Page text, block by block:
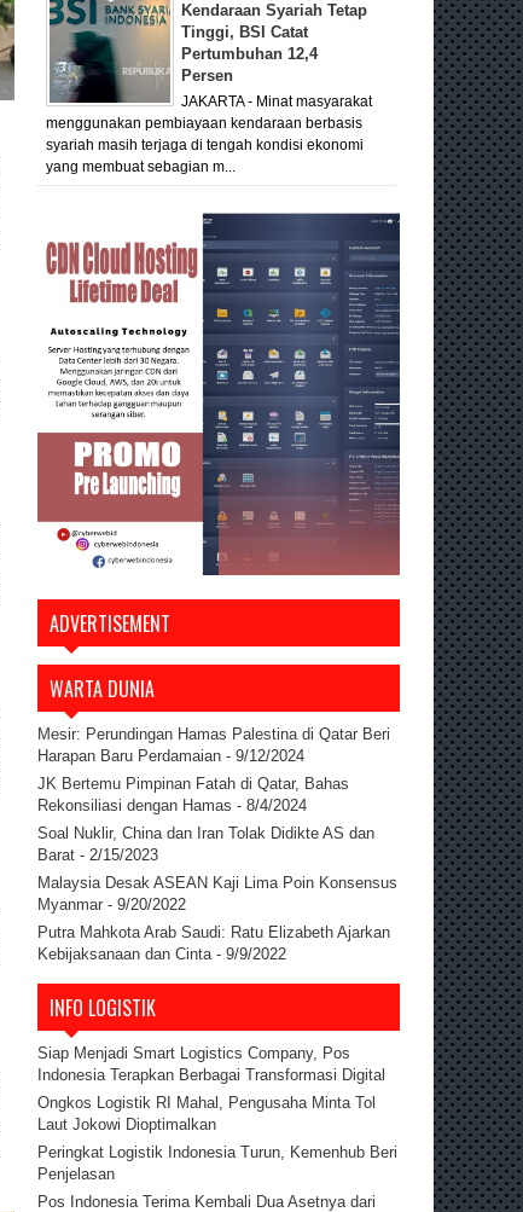
Kendaraan Syariah Tetap
Tinggi, BSI Catat
Pertumbuhan 12,4
Persen
JAKARTA - Minat masyarakat
menggunakan pembiayaan kendaraan berbasis
syariah masih terjaga di tengah kondisi ekonomi
yang membuat sebagian m...
ADVERTISEMENT
WARTA DUNIA
Mesir: Perundingan Hamas Palestina di Qatar Beri
Harapan Baru Perdamaian - 9/12/2024
JK Bertemu Pimpinan Fatah di Qatar, Bahas
Rekonsiliasi dengan Hamas - 8/4/2024
Soal Nuklir, China dan Iran Tolak Didikte AS dan
Barat - 2/15/2023
Malaysia Desak ASEAN Kaji Lima Poin Konsensus
Myanmar - 9/20/2022
Putra Mahkota Arab Saudi: Ratu Elizabeth Ajarkan
Kebijaksanaan dan Cinta - 9/9/2022
INFO LOGISTIK
Siap Menjadi Smart Logistics Company, Pos
Indonesia Terapkan Berbagai Transformasi Digital
Ongkos Logistik RI Mahal, Pengusaha Minta Tol
Laut Jokowi Dioptimalkan
Peringkat Logistik Indonesia Turun, Kemenhub Beri
Penjelasan
Pos Indonesia Terima Kembali Dua Asetnya dari